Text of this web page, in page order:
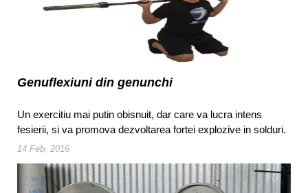
Genuflexiuni din genunchi
Un exercitiu mai putin obisnuit, dar care va lucra intens
fesierii, si va promova dezvoltarea fortei explozive in solduri.
14 Feb, 2016